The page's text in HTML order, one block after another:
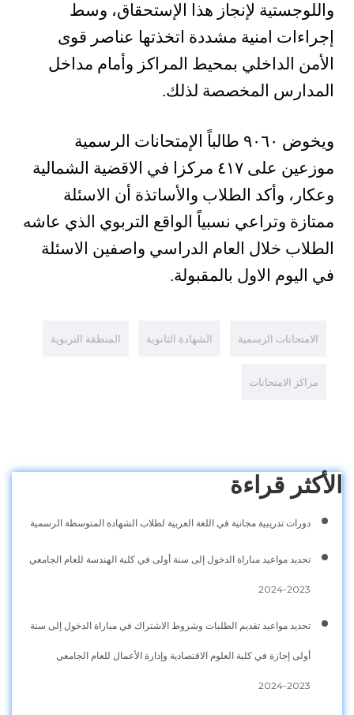
واللوجستية لإنجاز هذا الإستحقاق، وسط
إجراءات امنية مشددة اتخذتها عناصر قوى
الأمن الداخلي بمحيط المراكز وأمام مداخل
المدارس المخصصة لذلك.
ويخوض ٩٠٦٠ طالباً الإمتحانات الرسمية
موزعين على ٤١٧ مركزا في الاقضية الشمالية
وعكار، وأكد الطلاب والأساتذة أن الاسئلة
ممتازة وتراعي نسبياً الواقع التربوي الذي عاشه
الطلاب خلال العام الدراسي واصفين الاسئلة
في اليوم الاول بالمقبولة.
الامتحانات الرسمية الشهادة الثانوية المنطقة التربوية
مراكز الامتحانات
الأكثر قراءة
دورات تدريبية مجانية في اللغة العربية لطلاب الشهادة المتوسطة الرسمية
تحديد مواعيد مباراة الدخول إلى سنة أولى في كلية الهندسة للعام الجامعي
2023-2024
تحديد مواعيد تقديم الطلبات وشروط الاشتراك في مباراة الدخول إلى سنة
أولى إجازة في كلية العلوم الاقتصادية وإدارة الأعمال للعام الجامعي
2023-2024